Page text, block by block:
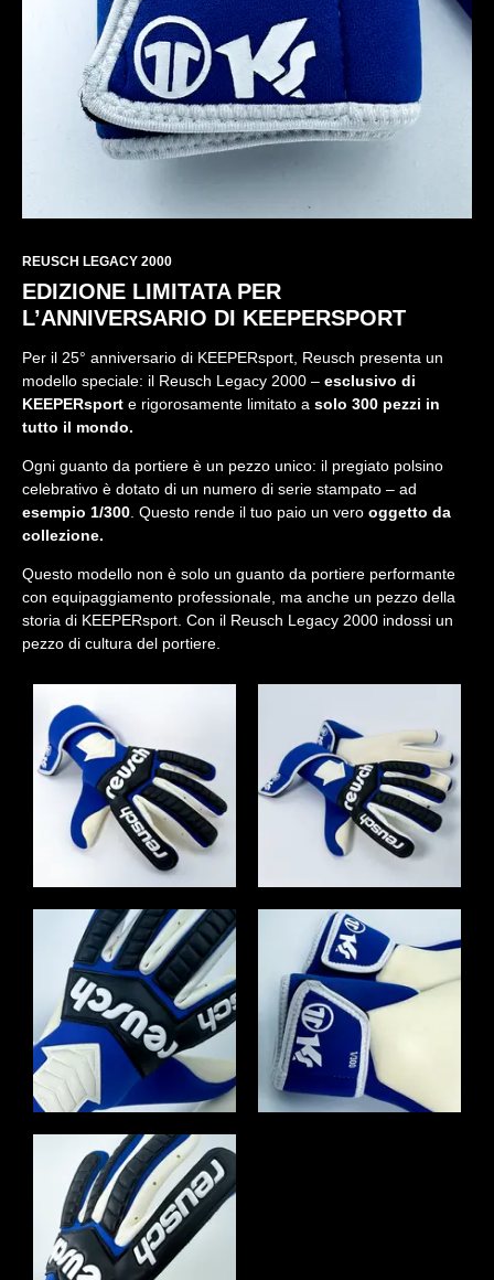
REUSCH LEGACY 2000
EDIZIONE LIMITATA PER
L’ANNIVERSARIO DI KEEPERSPORT
Per il 25° anniversario di KEEPERsport, Reusch presenta un
modello speciale: il Reusch Legacy 2000 – esclusivo di
KEEPERsport e rigorosamente limitato a solo 300 pezzi in
tutto il mondo.
Ogni guanto da portiere è un pezzo unico: il pregiato polsino
celebrativo è dotato di un numero di serie stampato – ad
esempio 1/300 . Questo rende il tuo paio un vero oggetto da
collezione.
Questo modello non è solo un guanto da portiere performante
con equipaggiamento professionale, ma anche un pezzo della
storia di KEEPERsport. Con il Reusch Legacy 2000 indossi un
pezzo di cultura del portiere.